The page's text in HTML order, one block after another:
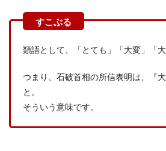
類語として、「とても」「大変」「大
つまり、石破首相の所信表明は、『大
と。
そういう意味です。